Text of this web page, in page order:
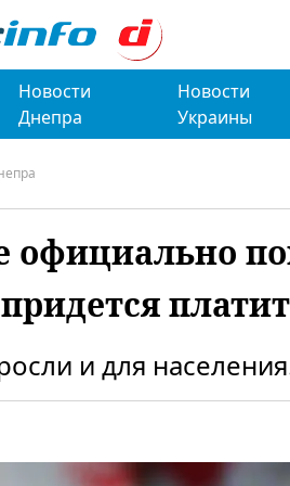
Новости
Днепра
Новости
Украины
официально
и для